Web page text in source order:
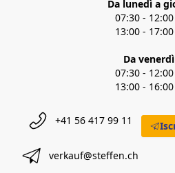
Da lunedì a
07:30 -
13:00 -
Da
07:30 -
13:00 -
+41 56 417 99 11
verkauf@steffen.ch